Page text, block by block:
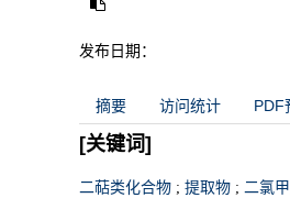
发布日期：
摘要 访问统计 PDF
[关键词]
二萜类化合物 ; 提取物 ; 二氯